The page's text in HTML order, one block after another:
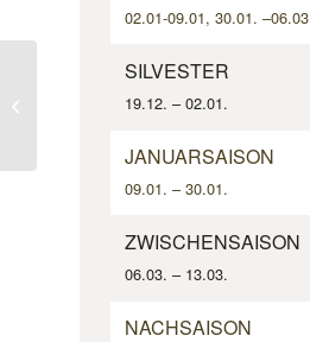
02.01-09.01, 30.01. –06.03
SILVESTER
19.12. – 02.01.
JANUARSAISON
09.01. – 30.01.
ZWISCHENSAISON
06.03. – 13.03.
NACHSAISON
Appartement Typ B